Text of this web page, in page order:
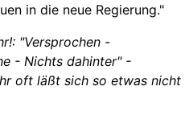
in die neue Regierung."
"Versprochen -
- Nichts dahinter" -
oft läßt sich so etwas nicht